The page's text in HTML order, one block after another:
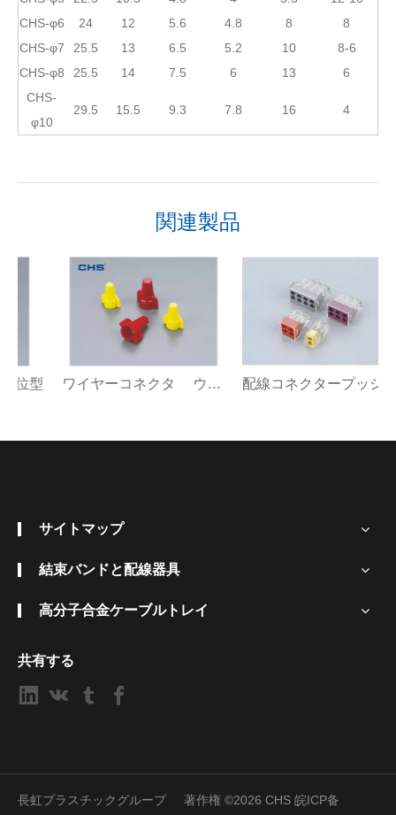
CHS-φ6
24 12 5.6 4.8 8
8
CHS-φ7
25.5 13 6.5 5.2 10
8-6
CHS-φ8
25.5 14 7.5 6 13
6
CHS-
φ10
29.5 15.5 9.3 7.8 16 4
関連製品
ワイヤーコネクタ ウイング付き 配線コネクタープッシュイン
サイトマップ
結束バンドと配線器具
高分子合金ケーブルトレイ
共有する
長虹プラスチックグループ 著作権 ©2026 CHS 皖ICP备